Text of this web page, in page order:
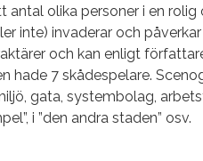
antal olika personer i en
inte) invaderar och
och kan enligt
hade 7 skådespelare.
gata, systembolag,
i ”den andra staden” osv.